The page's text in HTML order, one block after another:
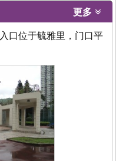
更多
口位于毓雅里，门口平